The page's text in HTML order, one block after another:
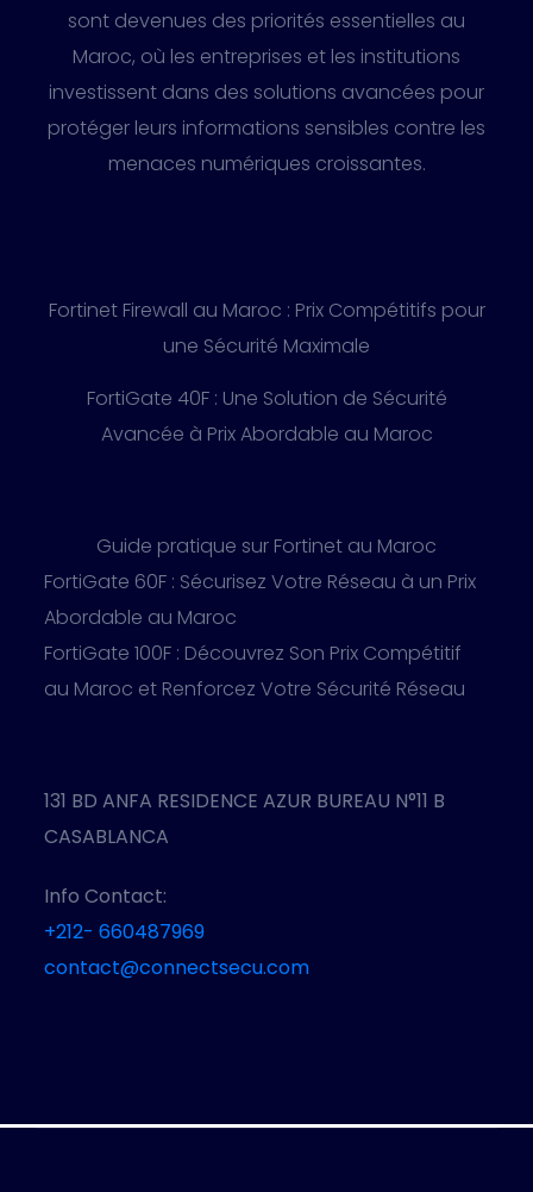
sont devenues des priorités essentielles au
Maroc, où les entreprises et les institutions
investissent dans des solutions avancées pour
protéger leurs informations sensibles contre les
menaces numériques croissantes.
Fortinet Firewall au Maroc : Prix Compétitifs pour
une Sécurité Maximale
FortiGate 40F : Une Solution de Sécurité
Avancée à Prix Abordable au Maroc
Guide pratique sur Fortinet au Maroc
FortiGate 60F : Sécurisez Votre Réseau à un Prix
Abordable au Maroc
FortiGate 100F : Découvrez Son Prix Compétitif
au Maroc et Renforcez Votre Sécurité Réseau
131 BD ANFA RESIDENCE AZUR BUREAU N°11 B
CASABLANCA
Info Contact:
+212- 660487969
contact@connectsecu.com